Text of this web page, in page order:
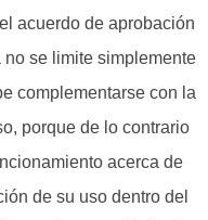
acuerdo de aprobación
se limite simplemente
complementarse con la
porque de lo contrario
acerca de
de su uso dentro del